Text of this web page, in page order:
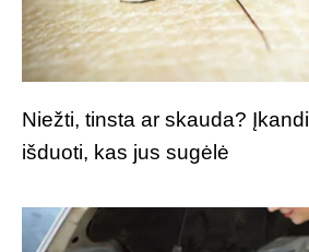
Niežti, tinsta ar skauda?
išduoti, kas jus sugėlė